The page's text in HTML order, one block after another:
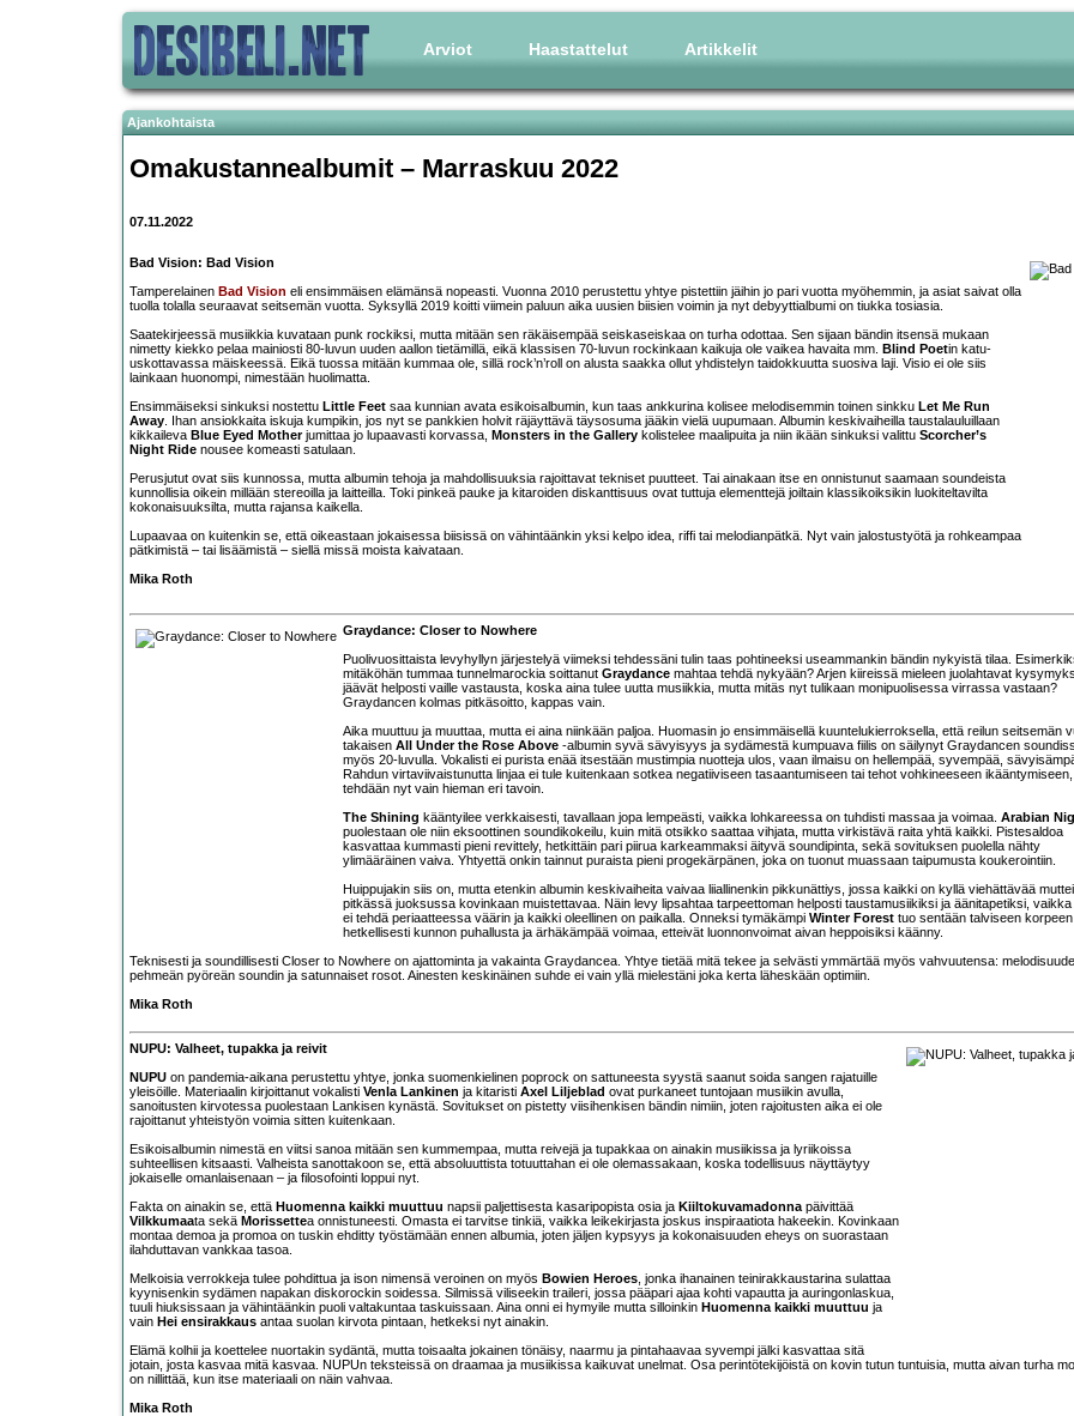
Arviot Haastattelut Artikkelit
Ajankohtaista
Omakustannealbumit – Marraskuu 2022
07.11.2022
Bad Vision: Bad Vision
Tamperelainen Bad Vision eli ensimmäisen elämänsä nopeasti. Vuonna 2010 perustettu yhtye pistettiin jäihin jo pari vuotta myöhemmin, ja asiat saivat olla
tuolla tolalla seuraavat seitsemän vuotta. Syksyllä 2019 koitti viimein paluun aika uusien biisien voimin ja nyt debyyttialbumi on tiukka tosiasia.
Saatekirjeessä musiikkia kuvataan punk rockiksi, mutta mitään sen räkäisempää seiskaseiskaa on turha odottaa. Sen sijaan bändin itsensä mukaan
nimetty kiekko pelaa mainiosti 80-luvun uuden aallon tietämillä, eikä klassisen 70-luvun rockinkaan kaikuja ole vaikea havaita mm. Blind Poetin katu-
uskottavassa mäiskeessä. Eikä tuossa mitään kummaa ole, sillä rock’n’roll on alusta saakka ollut yhdistelyn taidokkuutta suosiva laji. Visio ei ole siis
lainkaan huonompi, nimestään huolimatta.
Ensimmäiseksi sinkuksi nostettu Little Feet saa kunnian avata esikoisalbumin, kun taas ankkurina kolisee melodisemmin toinen sinkku Let Me Run
Away. Ihan ansiokkaita iskuja kumpikin, jos nyt se pankkien holvit räjäyttävä täysosuma jääkin vielä uupumaan. Albumin keskivaiheilla taustalauluillaan
kikkaileva Blue Eyed Motherjumittaa jo lupaavasti korvassa, Monsters in the Gallery kolistelee maalipuita ja niin ikään sinkuksi valittu Scorcher’s
Night Ride nousee komeasti satulaan.
Perusjutut ovat siis kunnossa, mutta albumin tehoja ja mahdollisuuksia rajoittavat tekniset puutteet. Tai ainakaan itse en onnistunut saamaan soundeista
kunnollisia oikein millään stereoilla ja laitteilla. Toki pinkeä pauke ja kitaroiden diskanttisuus ovat tuttuja elementtejä joiltain klassikoiksikin luokiteltavilta
kokonaisuuksilta, mutta rajansa kaikella.
Lupaavaa on kuitenkin se, että oikeastaan jokaisessa biisissä on vähintäänkin yksi kelpo idea, riffi tai melodianpätkä. Nyt vain jalostustyötä ja rohkeampaa
pätkimistä – tai lisäämistä – siellä missä moista kaivataan.
Mika Roth
Graydance: Closer to Nowhere
Puolivuosittaista levyhyllyn järjestelyä viimeksi tehdessäni tulin taas pohtineeksi useammankin bändin nykyistä tilaa.
mitäköhän tummaa tunnelmarockia soittanut Graydance mahtaa tehdä nykyään? Arjen kiireissä mieleen juolahtavat
jäävät helposti vaille vastausta, koska aina tulee uutta musiikkia, mutta mitäs nyt tulikaan monipuolisessa virrassa vastaan?
Graydancen kolmas pitkäsoitto, kappas vain.
Aika muuttuu ja muuttaa, mutta ei aina niinkään paljoa. Huomasin jo ensimmäisellä kuuntelukierroksella, että reilun seitsemän
takaisen All Under the Rose Above -albumin syvä sävyisyys ja sydämestä kumpuava fiilis on säilynyt Graydancen
myös 20-luvulla. Vokalisti ei purista enää itsestään mustimpia nuotteja ulos, vaan ilmaisu on hellempää, syvempää,
Rahdun virtaviivaistunutta linjaa ei tule kuitenkaan sotkea negatiiviseen tasaantumiseen tai tehot vohkineeseen
tehdään nyt vain hieman eri tavoin.
The Shining kääntyilee verkkaisesti, tavallaan jopa lempeästi, vaikka lohkareessa on tuhdisti massaa ja voimaa. Arabian
puolestaan ole niin eksoottinen soundikokeilu, kuin mitä otsikko saattaa vihjata, mutta virkistävä raita yhtä kaikki. Pistesaldoa
kasvattaa kummasti pieni revittely, hetkittäin pari piirua karkeammaksi äityvä soundipinta, sekä sovituksen puolella nähty
ylimääräinen vaiva. Yhtyettä onkin tainnut puraista pieni progekärpänen, joka on tuonut muassaan taipumusta koukerointiin.
Huippujakin siis on, mutta etenkin albumin keskivaiheita vaivaa liiallinenkin pikkunättiys, jossa kaikki on kyllä viehättävää muttei
pitkässä juoksussa kovinkaan muistettavaa. Näin levy lipsahtaa tarpeettoman helposti taustamusiikiksi ja äänitapetiksi, vaikka
ei tehdä periaatteessa väärin ja kaikki oleellinen on paikalla. Onneksi tymäkämpi Winter Forest tuo sentään talviseen korpeen
hetkellisesti kunnon puhallusta ja ärhäkämpää voimaa, etteivät luonnonvoimat aivan heppoisiksi käänny.
Teknisesti ja soundillisesti Closer to Nowhere on ajattominta ja vakainta Graydancea. Yhtye tietää mitä tekee ja selvästi ymmärtää myös vahvuutensa:
pehmeän pyöreän soundin ja satunnaiset rosot. Ainesten keskinäinen suhde ei vain yllä mielestäni joka kerta läheskään optimiin.
Mika Roth
NUPU: Valheet, tupakka ja reivit
NUPU on pandemia-aikana perustettu yhtye, jonka suomenkielinen poprock on sattuneesta syystä saanut soida sangen rajatuille
yleisöille. Materiaalin kirjoittanut vokalisti Venla Lankinen ja kitaristi Axel Liljeblad ovat purkaneet tuntojaan musiikin avulla,
sanoitusten kirvotessa puolestaan Lankisen kynästä. Sovitukset on pistetty viisihenkisen bändin nimiin, joten rajoitusten aika ei ole
rajoittanut yhteistyön voimia sitten kuitenkaan.
Esikoisalbumin nimestä en viitsi sanoa mitään sen kummempaa, mutta reivejä ja tupakkaa on ainakin musiikissa ja lyriikoissa
suhteellisen kitsaasti. Valheista sanottakoon se, että absoluuttista totuuttahan ei ole olemassakaan, koska todellisuus näyttäytyy
jokaiselle omanlaisenaan – ja filosofointi loppui nyt.
Fakta on ainakin se, että Huomenna kaikki muuttuu napsii paljettisesta kasaripopista osia ja Kiiltokuvamadonna päivittää
Vilkkumaata sekä Morissettea onnistuneesti. Omasta ei tarvitse tinkiä, vaikka leikekirjasta joskus inspiraatiota hakeekin. Kovinkaan
montaa demoa ja promoa on tuskin ehditty työstämään ennen albumia, joten jäljen kypsyys ja kokonaisuuden eheys on suorastaan
ilahduttavan vankkaa tasoa.
Melkoisia verrokkeja tulee pohdittua ja ison nimensä veroinen on myös Bowien Heroes , jonka ihanainen teinirakkaustarina sulattaa
kyynisenkin sydämen napakan diskorockin soidessa. Silmissä viliseekin traileri, jossa pääpari ajaa kohti vapautta ja auringonlaskua,
tuuli hiuksissaan ja vähintäänkin puoli valtakuntaa taskuissaan. Aina onni ei hymyile mutta silloinkin Huomenna kaikki muuttuu ja
vain Hei ensirakkaus antaa suolan kirvota pintaan, hetkeksi nyt ainakin.
Elämä kolhii ja koettelee nuortakin sydäntä, mutta toisaalta jokainen tönäisy, naarmu ja pintahaavaa syvempi jälki kasvattaa sitä
jotain, josta kasvaa mitä kasvaa. NUPUn teksteissä on draamaa ja musiikissa kaikuvat unelmat. Osa perintötekijöistä on kovin tutun tuntuisia, mutta aivan turha
on nillittää, kun itse materiaali on näin vahvaa.
Mika Roth